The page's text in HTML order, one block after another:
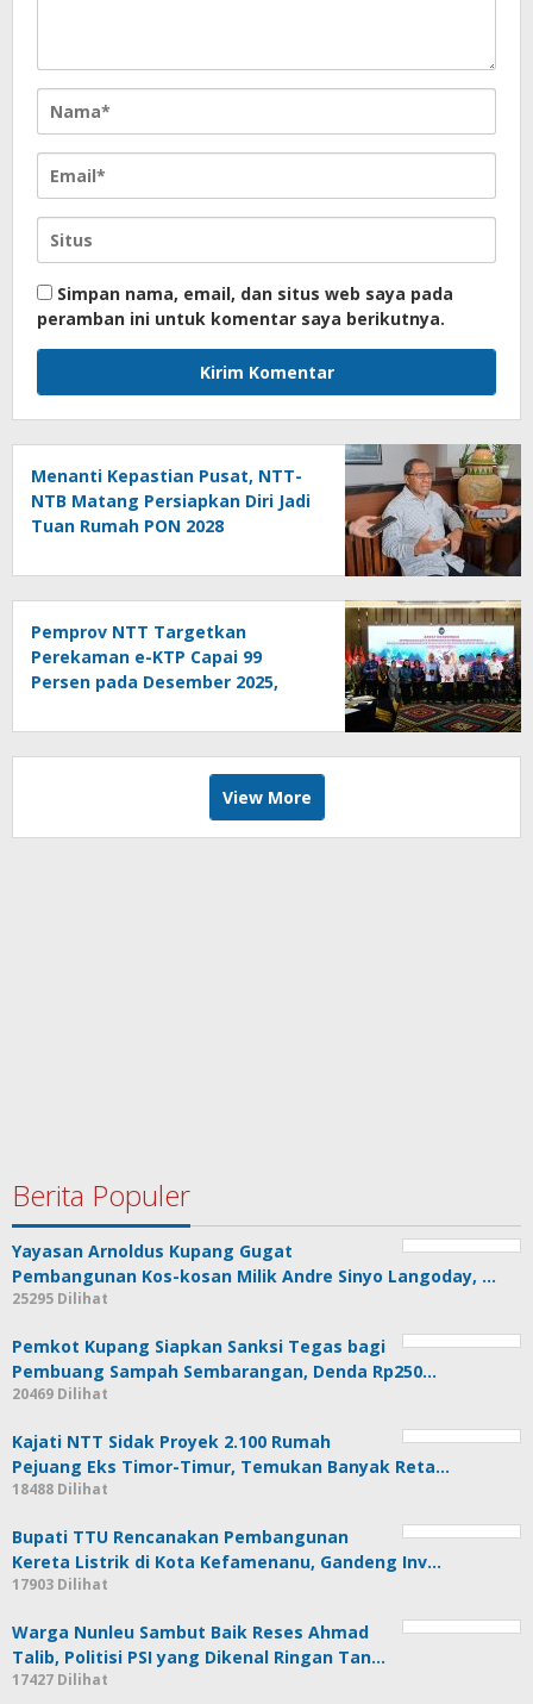
Simpan nama, email, dan situs web saya pada
peramban ini untuk komentar saya berikutnya.
Menanti Kepastian Pusat, NTT-
NTB Matang Persiapkan Diri Jadi
Tuan Rumah PON 2028
Pemprov NTT Targetkan
Perekaman e-KTP Capai 99
Persen pada Desember 2025,
View More
Berita Populer
Yayasan Arnoldus Kupang Gugat
Pembangunan Kos-kosan Milik Andre Sinyo Langoday, …
25295 Dilihat
Pemkot Kupang Siapkan Sanksi Tegas bagi
Pembuang Sampah Sembarangan, Denda Rp250…
20469 Dilihat
Kajati NTT Sidak Proyek 2.100 Rumah
Pejuang Eks Timor-Timur, Temukan Banyak Reta…
18488 Dilihat
Bupati TTU Rencanakan Pembangunan
Kereta Listrik di Kota Kefamenanu, Gandeng Inv…
17903 Dilihat
Warga Nunleu Sambut Baik Reses Ahmad
Talib, Politisi PSI yang Dikenal Ringan Tan…
17427 Dilihat